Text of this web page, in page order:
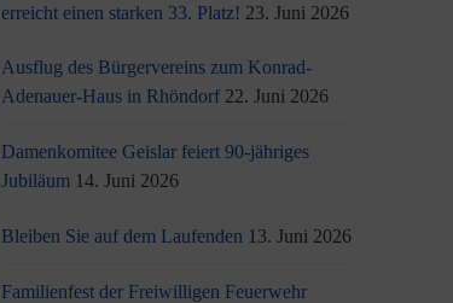
erreicht einen starken 33. Platz! 23. Juni 2026
Ausflug des Bürgervereins zum Konrad-
Adenauer-Haus in Rhöndorf 22. Juni 2026
Damenkomitee Geislar feiert 90-jähriges
Jubiläum 14. Juni 2026
Bleiben Sie auf dem Laufenden 13. Juni 2026
Familienfest der Freiwilligen Feuerwehr